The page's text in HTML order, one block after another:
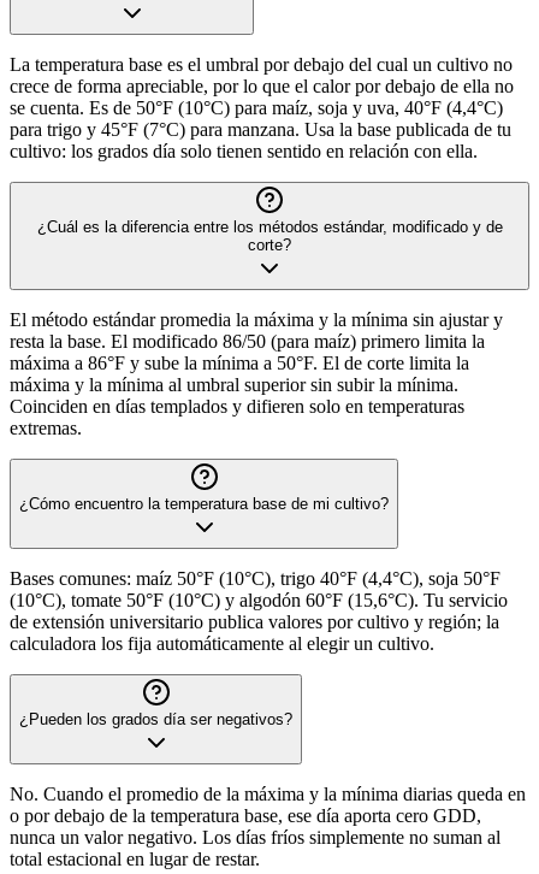
La temperatura base es el umbral por debajo del cual un cultivo no
crece de forma apreciable, por lo que el calor por debajo de ella no
se cuenta. Es de 50°F (10°C) para maíz, soja y uva, 40°F (4,4°C)
para trigo y 45°F (7°C) para manzana. Usa la base publicada de tu
cultivo: los grados día solo tienen sentido en relación con ella.
¿Cuál es la diferencia entre los métodos estándar, modificado y de
corte?
El método estándar promedia la máxima y la mínima sin ajustar y
resta la base. El modificado 86/50 (para maíz) primero limita la
máxima a 86°F y sube la mínima a 50°F. El de corte limita la
máxima y la mínima al umbral superior sin subir la mínima.
Coinciden en días templados y difieren solo en temperaturas
extremas.
¿Cómo encuentro la temperatura base de mi cultivo?
Bases comunes: maíz 50°F (10°C), trigo 40°F (4,4°C), soja 50°F
(10°C), tomate 50°F (10°C) y algodón 60°F (15,6°C). Tu servicio
de extensión universitario publica valores por cultivo y región; la
calculadora los fija automáticamente al elegir un cultivo.
¿Pueden los grados día ser negativos?
No. Cuando el promedio de la máxima y la mínima diarias queda en
o por debajo de la temperatura base, ese día aporta cero GDD,
nunca un valor negativo. Los días fríos simplemente no suman al
total estacional en lugar de restar.